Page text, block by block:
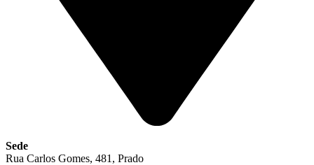
Sede
Rua Carlos Gomes, 481, Prado